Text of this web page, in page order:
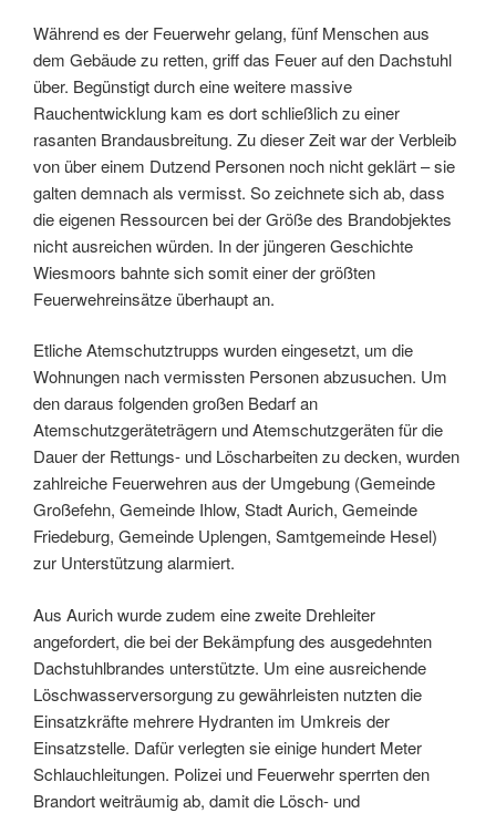
Während es der Feuerwehr gelang, fünf Menschen aus
dem Gebäude zu retten, griff das Feuer auf den Dachstuhl
über. Begünstigt durch eine weitere massive
Rauchentwicklung kam es dort schließlich zu einer
rasanten Brandausbreitung. Zu dieser Zeit war der Verbleib
von über einem Dutzend Personen noch nicht geklärt – sie
galten demnach als vermisst. So zeichnete sich ab, dass
die eigenen Ressourcen bei der Größe des Brandobjektes
nicht ausreichen würden. In der jüngeren Geschichte
Wiesmoors bahnte sich somit einer der größten
Feuerwehreinsätze überhaupt an.
Etliche Atemschutztrupps wurden eingesetzt, um die
Wohnungen nach vermissten Personen abzusuchen. Um
den daraus folgenden großen Bedarf an
Atemschutzgeräteträgern und Atemschutzgeräten für die
Dauer der Rettungs- und Löscharbeiten zu decken, wurden
zahlreiche Feuerwehren aus der Umgebung (Gemeinde
Großefehn, Gemeinde Ihlow, Stadt Aurich, Gemeinde
Friedeburg, Gemeinde Uplengen, Samtgemeinde Hesel)
zur Unterstützung alarmiert.
Aus Aurich wurde zudem eine zweite Drehleiter
angefordert, die bei der Bekämpfung des ausgedehnten
Dachstuhlbrandes unterstützte. Um eine ausreichende
Löschwasserversorgung zu gewährleisten nutzten die
Einsatzkräfte mehrere Hydranten im Umkreis der
Einsatzstelle. Dafür verlegten sie einige hundert Meter
Schlauchleitungen. Polizei und Feuerwehr sperrten den
Brandort weiträumig ab, damit die Lösch- und